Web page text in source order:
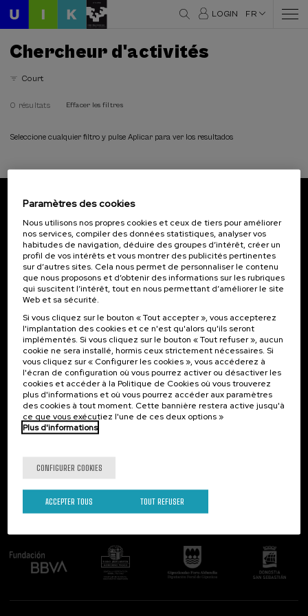
LOGIN FR
Chercheur d'activités
Court
0 résultats Effacer les filtres
Seleccione cualquier filtro y pulse Aplicar para ver los resultados
Inscrivez-vous pour être le premier à recevoir les
actualités de l'UIK.
S'abonner
Contact
Palacio Miramar
Paseo de Miraconcha, 48
20007 Donostia / San Sebastián
Gipuzkoa, Spain
Contactez-nous!
Intéressant...
Activités précédentes
Suivez-nous
Paramètres des cookies
Nous utilisons nos propres cookies et ceux de tiers pour améliorer
nos services, compiler des données statistiques, analyser vos
habitudes de navigation, déduire des groupes d’intérêt, créer un
profil de vos intérêts et vous montrer des publicités pertinentes
sur d’autres sites. Cela nous permet de personnaliser le contenu
que nous proposons et d’obtenir des informations sur les rubriques
qui suscitent l’intérêt, tout en nous permettant d’améliorer le site
Web et sa sécurité.
Si vous cliquez sur le bouton « Tout accepter », vous accepterez
l'implantation des cookies et ce n'est qu'alors qu'ils seront
implémentés. Si vous cliquez sur le bouton « Tout refuser », aucun
cookie ne sera installé, hormis ceux strictement nécessaires. Si
vous cliquez sur « Configurer les cookies », vous accéderez à
l'écran de configuration où vous pourrez activer ou désactiver les
cookies et accéder à la Politique de Cookies où vous trouverez
plus d'informations et où vous pourrez accéder aux paramètres
des cookies à tout moment. Cette bannière restera active jusqu'à
ce que vous exécutiez l'une de ces deux options »
Plus d'informations
CONFIGURER COOKIES
TOUT REFUSER
ACCEPTER TOUS